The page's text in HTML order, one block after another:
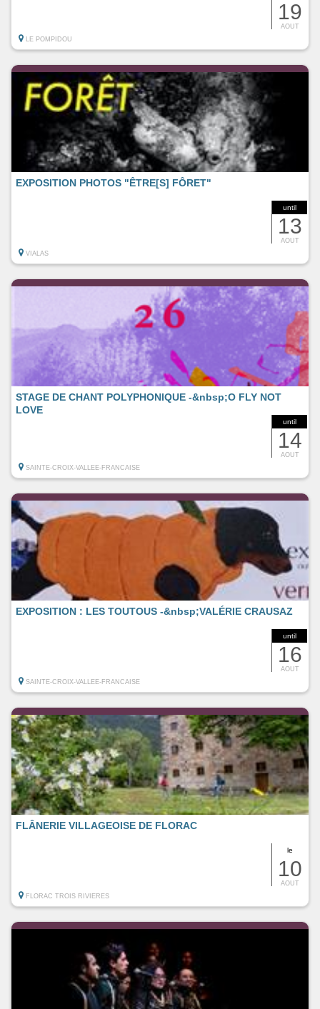
19
AOUT
LE POMPIDOU
until
13
AOUT
EXPOSITION PHOTOS "ÊTRE[S] FÔRET"
VIALAS
until
14
AOUT
STAGE DE CHANT POLYPHONIQUE -&nbsp;O FLY NOT
LOVE
SAINTE-CROIX-VALLEE-FRANCAISE
until
16
AOUT
EXPOSITION : LES TOUTOUS -&nbsp;VALÉRIE CRAUSAZ
SAINTE-CROIX-VALLEE-FRANCAISE
le
10
AOUT
FLÂNERIE VILLAGEOISE DE FLORAC
FLORAC TROIS RIVIERES